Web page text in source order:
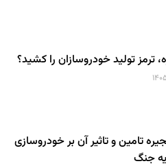
تامین و تاثیر آن بر خودروسازی
جنگ